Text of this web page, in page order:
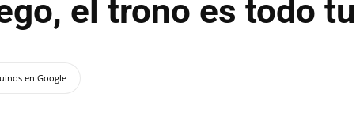
el trono es todo
en Google